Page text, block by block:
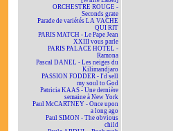
ORCHESTRE ROUGE -
Seconds grate
Parade de variétés LA VACHE
QUI RIT
PARIS MATCH - Le Pape Jean
XXIII vous parle
PARIS PALACE HOTEL -
Ramona
Pascal DANEL - Les neiges du
Kilimandjaro
PASSION FODDER - I'd sell
my soul to God
Patricia KAAS - Une dernière
semaine à New York
Paul McCARTNEY - Once upon
a long ago
Paul SIMON - The obvious
child